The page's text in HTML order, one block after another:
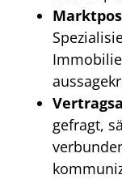
gefragt,